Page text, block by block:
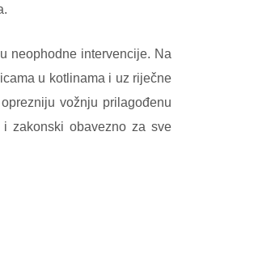
neophodne intervencije. Na
u kotlinama i uz riječne
vožnju prilagođenu
zakonski obavezno za sve